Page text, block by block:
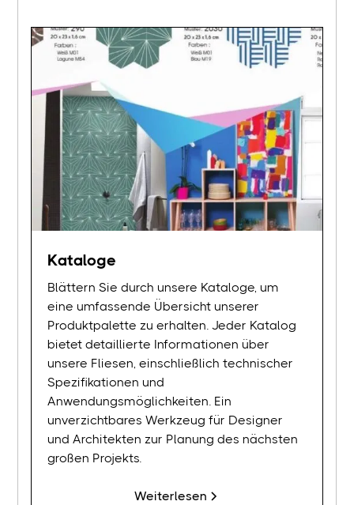
Kataloge
Blättern Sie durch unsere Kataloge, um
eine umfassende Übersicht unserer
Produktpalette zu erhalten. Jeder Katalog
bietet detaillierte Informationen über
unsere Fliesen, einschließlich technischer
Spezifikationen und
Anwendungsmöglichkeiten. Ein
unverzichtbares Werkzeug für Designer
und Architekten zur Planung des nächsten
großen Projekts.
Weiterlesen